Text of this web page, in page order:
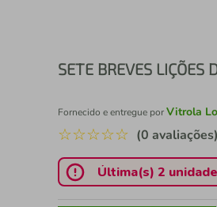
SETE BREVES LIÇÕES
Fornecido e entregue porVitrola
☆☆☆☆☆ (0 avaliações)
Última(s) 2